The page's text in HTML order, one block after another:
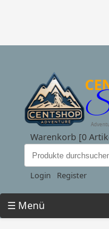
Warenkorb [0
Login Register
☰ Menü